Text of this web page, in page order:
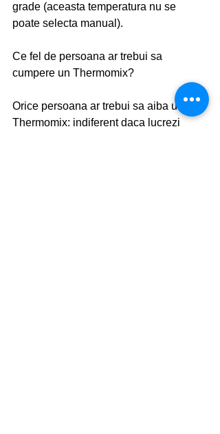
grade (aceasta temperatura nu se
poate selecta manual).
Ce fel de persoana ar trebui sa
cumpere un Thermomix?
Orice persoana ar trebui sa aiba un
Thermomix: indiferent daca lucrezi